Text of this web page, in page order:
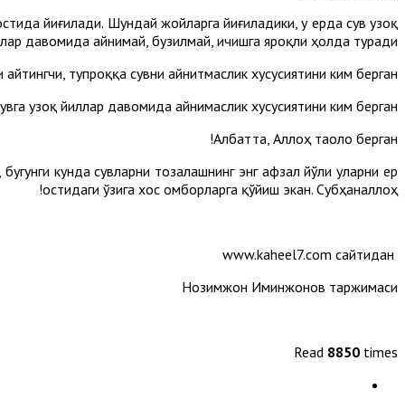
йиғилади. Шундай жойларга йиғиладики, у ерда сув узоқ
давомида айнимай, бузилмай, ичишга яроқли ҳолда туради.
тупроққа сувни айнитмаслик хусусиятини ким берган?
узоқ йиллар давомида айнимаслик хусусиятини ким берган?
Албатта, Аллоҳ таоло берган!
кунда сувларни тозалашнинг энг афзал йўли уларни ер
остидаги ўзига хос омборларга қўйиш экан. Субҳаналлоҳ!
Нозимжон Иминжонов таржимаси
Read 8850 times